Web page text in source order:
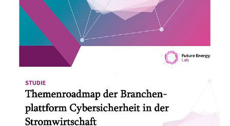
01.02.24 PUBLIKATION
Themenroadmap der Branchenplattform
Cybersicherheit in der Stromwirtschaft
Cybersicherheit ist für die Energiebranche ein
weiterhin zunehmend wichtiges Thema.